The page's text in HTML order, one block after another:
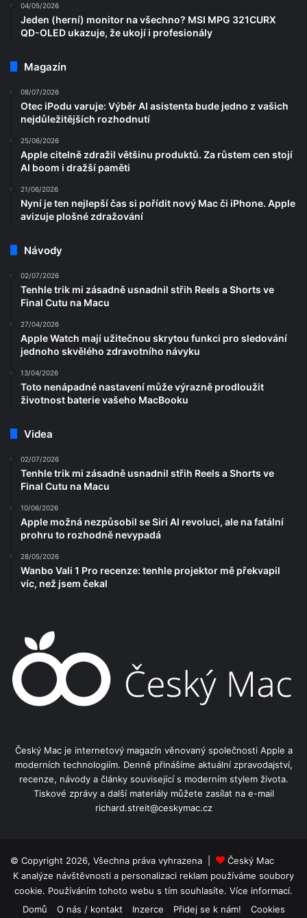
04/05/2026
Jeden (herní) monitor na všechno? MSI MPG 321CURX
QD-OLED ukazuje, že ukojí i profesionály
Magazín
08/07/2026
Otec iPodu varuje: Výběr AI asistenta bude jedno z vašich
nejdůležitějších rozhodnutí
25/06/2026
Apple citelně zdražil většinu produktů. Za růstem cen stojí
AI boom i dražší paměti
21/06/2026
Nyní je ten nejlepší čas si pořídit nový Mac či iPhone. Apple
avizuje plošné zdražování
Návody
02/07/2026
Tenhle trik mi zásadně usnadnil střih Reels a Shorts ve
Final Cutu na Macu
27/04/2026
Apple Watch mají užitečnou skrytou funkci pro sledování
jednoho skvělého zdravotního návyku
13/04/2026
Toto nenápadné nastavení může výrazně prodloužit
životnost baterie vašeho MacBooku
Videa
02/07/2026
Tenhle trik mi zásadně usnadnil střih Reels a Shorts ve
Final Cutu na Macu
10/06/2026
Apple možná nezpůsobil se Siri AI revoluci, ale na fatální
prohru to rozhodně nevypadá
28/05/2026
Wanbo Vali 1 Pro recenze: tenhle projektor mě překvapil
víc, než jsem čekal
Český Mac je internetový magazín věnovaný společnosti Apple a
moderních technologiím. Denně přinášíme aktuální zpravodajství,
recenze, návody a články související s moderním stylem života.
Tiskové zprávy a další materiály můžete zasílat na e-mail
richard.streit@ceskymac.cz
© Copyright 2026, Všechna práva vyhrazena |
Český Mac
K analýze návštěvnosti a personalizaci reklam používáme soubory
cookie. Používáním tohoto webu s tím souhlasíte. Více informací.
Domů
O nás / kontakt Inzerce Přidej se k nám! Cookies